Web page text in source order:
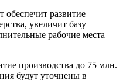
обеспечит развитие
увеличит базу
рабочие места
производства до 75 млн.
будут уточнены в